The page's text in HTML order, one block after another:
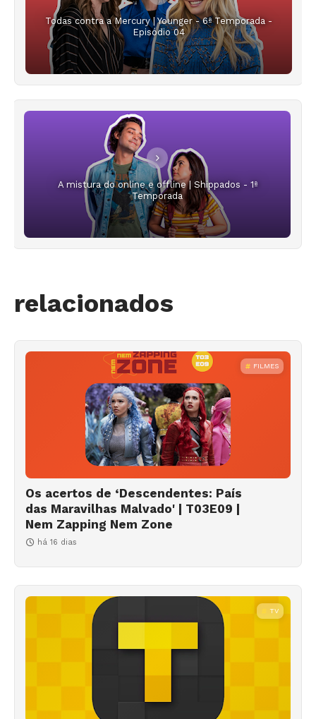
Todas contra a Mercury | Younger - 6ª Temporada -
Episódio 04
A mistura do online e offline | Shippados - 1ª
Temporada
relacionados
FILMES
Os acertos de ‘Descendentes: País
das Maravilhas Malvado' | T03E09 |
Nem Zapping Nem Zone
há 16 dias
TV